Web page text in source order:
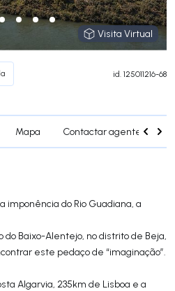
Visita Virtual
Visita Virtual
id. 125011216-68
Mapa Contactar agente
imponência do Rio Guadiana, a
Baixo-Alentejo, no distrito de Beja,
este pedaço de “imaginação”.
Algarvia, 235km de Lisboa e a